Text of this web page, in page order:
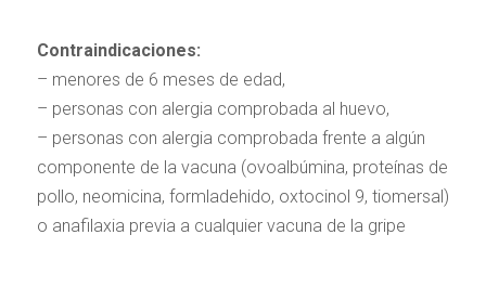
Contraindicaciones:
– menores de 6 meses de edad,
– personas con alergia comprobada al huevo,
– personas con alergia comprobada frente a algún
componente de la vacuna (ovoalbúmina, proteínas de
pollo, neomicina, formladehido, oxtocinol 9, tiomersal)
o anafilaxia previa a cualquier vacuna de la gripe